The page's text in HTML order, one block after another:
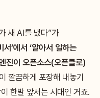
새 AI를 냈다”가
’에서 ‘알아서 일하는
진이 오픈소스(오픈클로)
깔끔하게 포장해 내놓기
한발 앞서는 시대인 거죠.